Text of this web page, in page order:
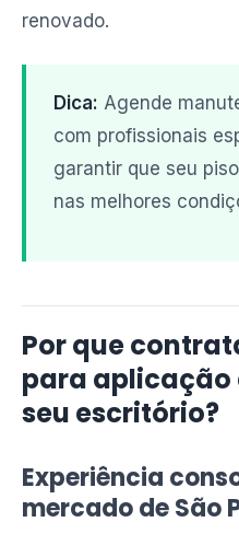
renovado.
Dica: Agende
com profissionais
garantir que seu
nas melhores
Por que
para aplicação
seu escritório?
Experiência
mercado de São